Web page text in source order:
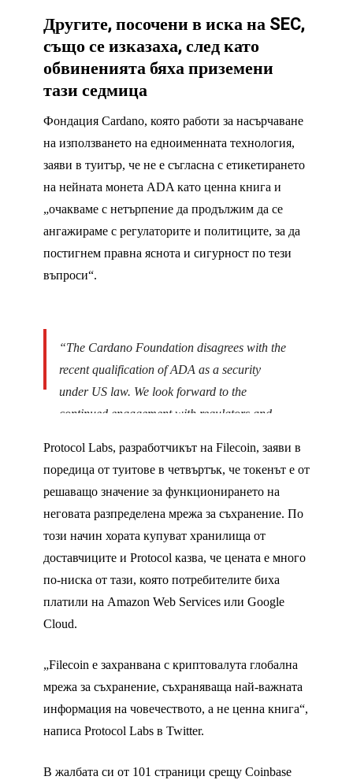
Другите, посочени в иска на SEC,
също се изказаха, след като
обвиненията бяха приземени
тази седмица
Фондация Cardano, която работи за насърчаване
на използването на едноименната технология,
заяви в туитър, че не е съгласна с етикетирането
на нейната монета ADA като ценна книга и
„очакваме с нетърпение да продължим да се
ангажираме с регулаторите и политиците, за да
постигнем правна яснота и сигурност по тези
въпроси“.
“The Cardano Foundation disagrees with the
recent qualification of ADA as a security
under US law. We look forward to the
continued engagement with regulators and
certainty on these matters. –
@F_Gregaard
as quoted in
@FortuneMagazine
https://t.co/ewYso7kWBE
— Cardano Foundation (@Cardano_CF)
June 6, 2023
Protocol Labs, разработчикът на Filecoin, заяви в
поредица от туитове в четвъртък, че токенът е от
решаващо значение за функционирането на
неговата разпределена мрежа за съхранение. По
този начин хората купуват хранилища от
доставчиците и Protocol казва, че цената е много
по-ниска от тази, която потребителите биха
платили на Amazon Web Services или Google
Cloud.
„Filecoin е захранвана с криптовалута глобална
мрежа за съхранение, съхраняваща най-важната
информация на човечеството, а не ценна книга“,
написа Protocol Labs в Twitter.
В жалбата си от 101 страници срещу Coinbase